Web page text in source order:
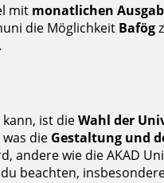
mit monatlichen
die Möglichkeit Bafög
ist dieWahl der
die Gestaltung und
andere wie die AKAD
beachten,